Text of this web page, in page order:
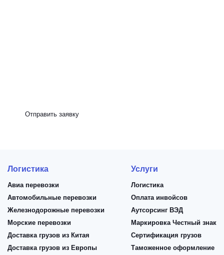
Отправить заявку
Логистика
Авиа перевозки
Автомобильные перевозки
Железнодорожные перевозки
Морские перевозки
Доставка грузов из Китая
Доставка грузов из Европы
Услуги
Логистика
Оплата инвойсов
Аутсорсинг ВЭД
Маркировка Честный знак
Сертификация грузов
Таможенное оформление